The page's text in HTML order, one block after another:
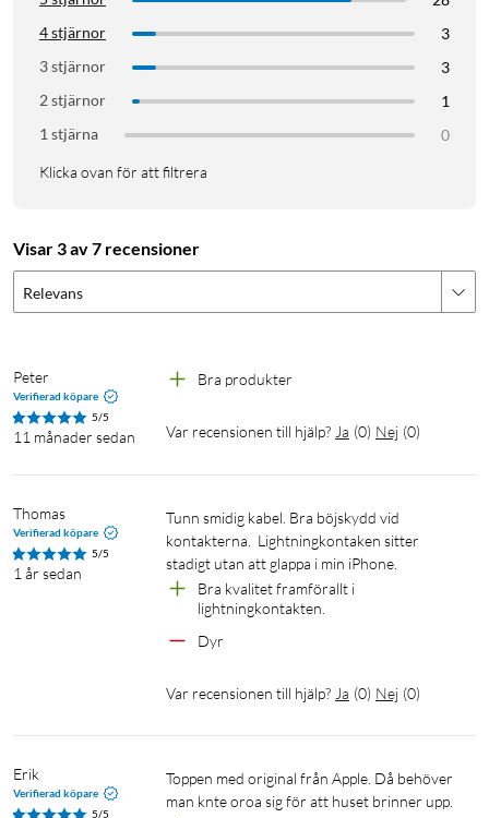
4 stjärnor
3
3 stjärnor
3
2 stjärnor
1
1 stjärna
0
Klicka ovan för att filtrera
Visar 3 av 7 recensioner
Relevans
Peter
Verifierad köpare
5/5
11 månader sedan
Bra produkter
Var recensionen till hjälp? Ja (0) Nej (0)
Thomas
Verifierad köpare
5/5
1 år sedan
Tunn smidig kabel. Bra böjskydd vid
kontakterna.  Lightningkontaken sitter
stadigt utan att glappa i min iPhone.
Bra kvalitet framförallt i
lightningkontakten.
Dyr
Var recensionen till hjälp? Ja (0) Nej (0)
Erik
Verifierad köpare
5/5
Toppen med original från Apple. Då behöver
man knte oroa sig för att huset brinner upp.